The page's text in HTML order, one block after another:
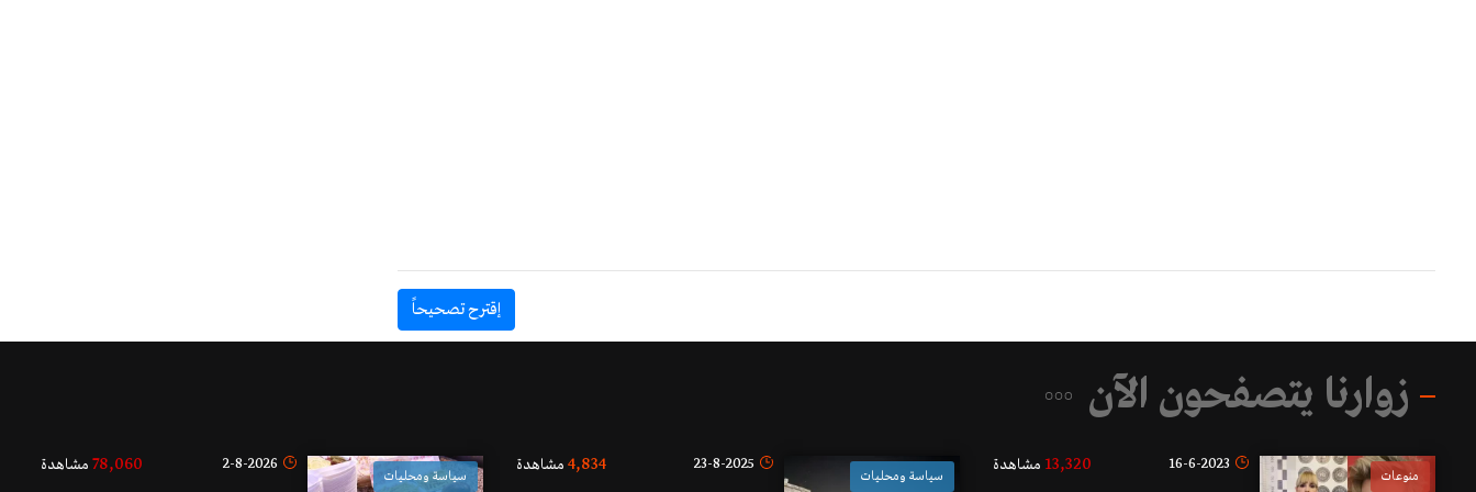
إقترح تصحيحاً
زوارنا يتصفحون الآن
منوعات
16-6-2023
13,320 مشاهدة
سياسة ومحليات
23-8-2025
4,834مشاهدة
سياسة ومحليات
2-8-2026
78,060مشاهدة